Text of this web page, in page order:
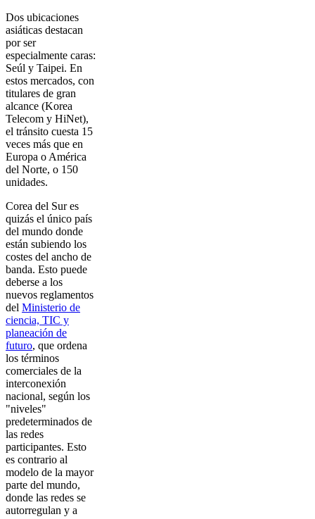
Dos ubicaciones
asiáticas destacan
por ser
especialmente caras:
Seúl y Taipei. En
estos mercados, con
titulares de gran
alcance (Korea
Telecom y HiNet),
el tránsito cuesta 15
veces más que en
Europa o América
del Norte, o 150
unidades.
Corea del Sur es
quizás el único país
del mundo donde
están subiendo los
costes del ancho de
banda. Esto puede
deberse a los
nuevos reglamentos
del Ministerio de
ciencia, TIC y
planeación de
futuro, que ordena
los términos
comerciales de la
interconexión
nacional, según los
"niveles"
predeterminados de
las redes
participantes. Esto
es contrario al
modelo de la mayor
parte del mundo,
donde las redes se
autorregulan y a